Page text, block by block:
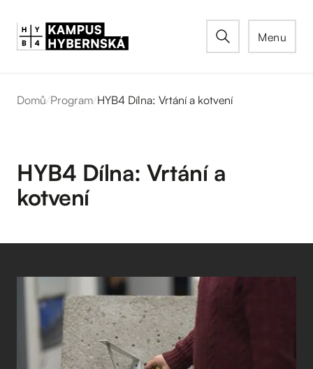
Menu
Domů/Program/HYB4 Dílna: Vrtání a kotvení
HYB4 Dílna: Vrtání a
kotvení